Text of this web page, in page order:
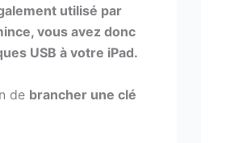
utilisé par
vous avez donc
USB à votre iPad.
de brancher une clé